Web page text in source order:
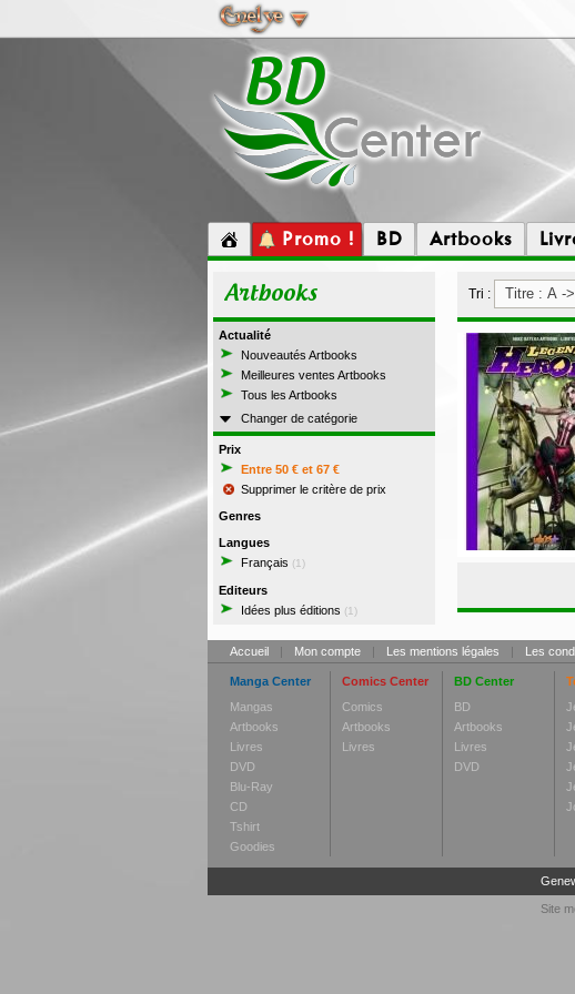
Promo ! BD Artbooks
Artbooks
Actualité
Nouveautés Artbooks
Meilleures ventes Artbooks
Tous les Artbooks
Changer de catégorie
Prix
Entre 50 € et 67 €
Supprimer le critère de prix
Genres
Langues
Français (1)
Editeurs
Idées plus éditions (1)
Tri :
Accueil | Mon compte | Les mentions légales | Les
Manga Center
Mangas
Artbooks
Livres
DVD
Blu-Ray
CD
Tshirt
Goodies
Comics Center
Comics
Artbooks
Livres
BD Center
BD
Artbooks
Livres
DVD
Site